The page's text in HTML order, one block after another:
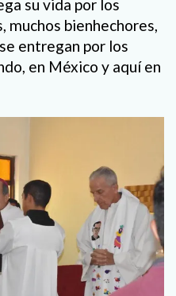
su vida por los
muchos bienhechores,
entregan por los
en México y aquí en